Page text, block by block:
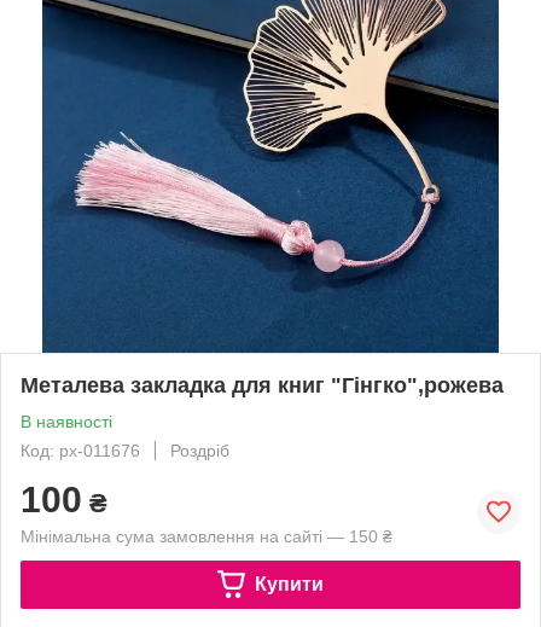
Металева закладка для книг "Гінгко",рожева
В наявності
Код: px-011676
Роздріб
100 ₴
Мінімальна сума замовлення на сайті — 150 ₴
Купити